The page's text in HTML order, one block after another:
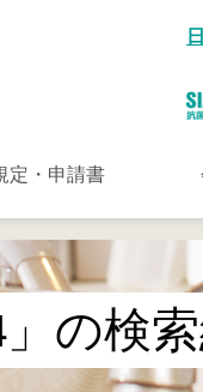
定・申請書
」の検